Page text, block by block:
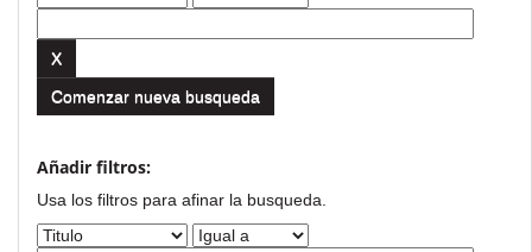
Comenzar nueva busqueda
Añadir filtros:
Usa los filtros para afinar la busqueda.